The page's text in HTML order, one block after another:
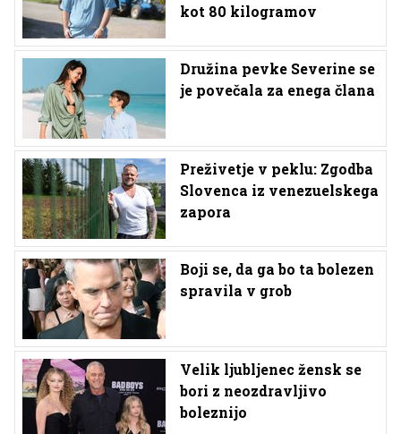
kot 80 kilogramov
Družina pevke Severine se
je povečala za enega člana
Preživetje v peklu: Zgodba
Slovenca iz venezuelskega
zapora
Boji se, da ga bo ta bolezen
spravila v grob
Velik ljubljenec žensk se
bori z neozdravljivo
boleznijo